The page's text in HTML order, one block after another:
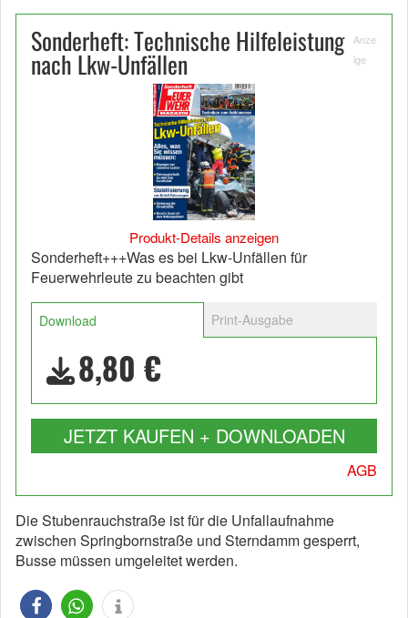
Sonderheft: Technische Hilfeleistung
nach Lkw-Unfällen
Anze
ige
Produkt-Details anzeigen
Sonderheft+++Was es bei Lkw-Unfällen für
Feuerwehrleute zu beachten gibt
Download Print-Ausgabe
8,80 €
JETZT KAUFEN + DOWNLOADEN
AGB
Die Stubenrauchstraße ist für die Unfallaufnahme
zwischen Springbornstraße und Sterndamm gesperrt,
Busse müssen umgeleitet werden.